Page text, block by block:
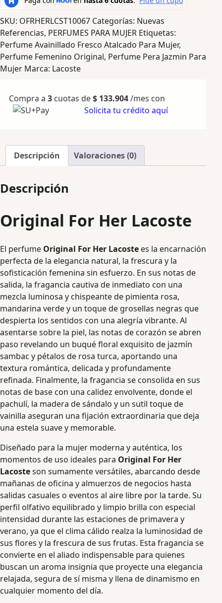
SKU: OFRHERLCST10067 Categorías: Nuevas
Referencias, PERFUMES PARA MUJER Etiquetas:
Perfume Avainillado Fresco Atalcado Para Mujer,
Perfume Femenino Original, Perfume Pera Jazmin Para
Mujer Marca: Lacoste
Compra a 3 cuotas de$ 133.904/mes con
Solicita tu crédito aquí
Descripción Valoraciones (0)
Descripción
Original For Her Lacoste
El perfume Original For Her Lacoste es la encarnación
perfecta de la elegancia natural, la frescura y la
sofisticación femenina sin esfuerzo. En sus notas de
salida, la fragancia cautiva de inmediato con una
mezcla luminosa y chispeante de pimienta rosa,
mandarina verde y un toque de grosellas negras que
despierta los sentidos con una alegría vibrante. Al
asentarse sobre la piel, las notas de corazón se abren
paso revelando un buqué floral exquisito de jazmín
sambac y pétalos de rosa turca, aportando una
textura romántica, delicada y profundamente
refinada. Finalmente, la fragancia se consolida en sus
notas de base con una calidez envolvente, donde el
pachulí, la madera de sándalo y un sutil toque de
vainilla aseguran una fijación extraordinaria que deja
una estela suave y memorable.
Diseñado para la mujer moderna y auténtica, los
momentos de uso ideales para Original For Her
Lacosteson sumamente versátiles, abarcando desde
mañanas de oficina y almuerzos de negocios hasta
salidas casuales o eventos al aire libre por la tarde. Su
perfil olfativo equilibrado y limpio brilla con especial
intensidad durante las estaciones de primavera y
verano, ya que el clima cálido realza la luminosidad de
sus flores y la frescura de sus frutas. Esta fragancia se
convierte en el aliado indispensable para quienes
buscan un aroma insignia que proyecte una elegancia
relajada, segura de sí misma y llena de dinamismo en
cualquier momento del día.